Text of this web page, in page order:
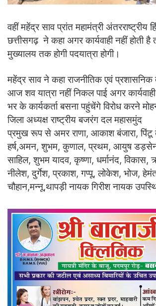
वहीं महेंद्र साव प्रांत महामंत्री अंतरराष्ट्रीय
छत्तीसगढ़ ने कहा अगर कार्यवाही नहीं होती है
मुख्यालय तक होगी पदयात्रा होगी।
महेंद्र साव ने कहा राजनीतिक एवं
आज शव यात्रा नहीं निकल पाई अगर
भर के कार्यकर्ता बसना पहुंचेंगे विरोध करने
जिला अध्यक्ष राष्ट्रीय बजरंग दल महासमुंद
प्रमुख रूप से अमर राणा, आकाश बंजारा, पिंटू
हर्ष,अमन, शुभम, कुणाल, प्रथम, आयुष
साहिल, शुभम यादव, कृष्णा, धर्मानंद,
नीलेश, दुर्गेश, प्रकाश, गप्पू, लोकेश, भोज,
चौहान,मन्नू,थापड़ी नायकगिरीश नायक